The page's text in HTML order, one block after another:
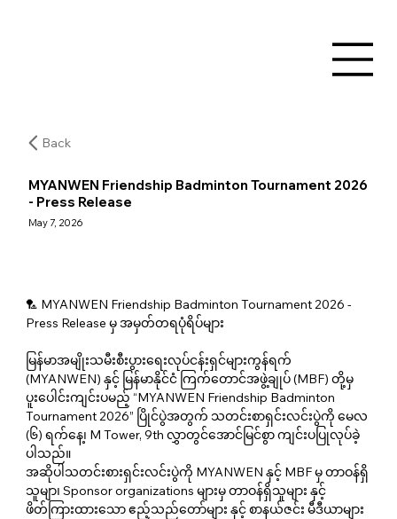
Back
MYANWEN Friendship Badminton Tournament 2026
- Press Release
May 7, 2026
🏸 MYANWEN Friendship Badminton Tournament 2026 -
Press Release မှ အမှတ်တရပုံရိပ်များ
မြန်မာအမျိုးသမီးစီးပွားရေးလုပ်ငန်းရှင်များကွန်ရက်
(MYANWEN) နှင့် မြန်မာနိုင်ငံ ကြက်တောင်အဖွဲ့ချုပ် (MBF) တို့မှ
ပူးပေါင်းကျင်းပမည့် “MYANWEN Friendship Badminton
Tournament 2026” ပြိုင်ပွဲအတွက် သတင်းစာရှင်းလင်းပွဲကို မေလ
(၆) ရက်နေ့၊ M Tower, 9th လွှာတွင်အောင်မြင်စွာ ကျင်းပပြုလုပ်ခဲ့
ပါသည်။
အဆိုပါသတင်းစားရှင်းလင်းပွဲကို MYANWEN နှင့် MBF မှ တာဝန်ရှိ
သူမျာ၊ Sponsor organizations များမှ တာဝန်ရှိသူများ နှင့်
ဖိတ်ကြားထားသော ဧည့်သည်တော်များ နှင့် စာနယ်ဇင်း မီဒီယာများ